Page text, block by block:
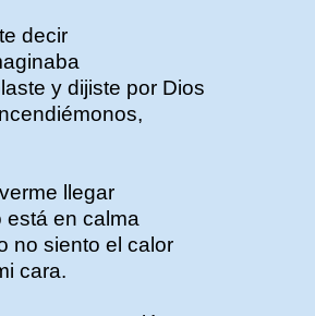
decir
y dijiste por Dios
llegar
está en calma
no siento el calor
cara.